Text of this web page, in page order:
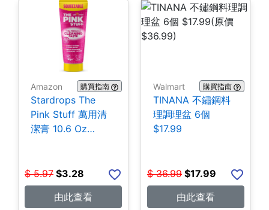
Amazon 購買指南
Stardrops The
Pink Stuff 萬用清
潔膏 10.6 Oz
$ 5.97 $3.28
由此查看
Walmart 購買指南
TINANA 不鏽鋼料
理調理盆 6個
$17.99
$ 36.99 $17.99
由此查看